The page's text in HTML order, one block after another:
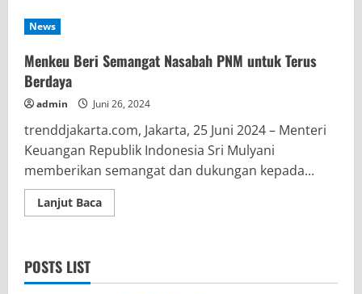
News
Menkeu Beri Semangat Nasabah PNM untuk Terus
Berdaya
admin Juni 26, 2024
trenddjakarta.com, Jakarta, 25 Juni 2024 – Menteri
Keuangan Republik Indonesia Sri Mulyani
memberikan semangat dan dukungan kepada...
Lanjut BacaRead
more
PNM
POSTS LIST